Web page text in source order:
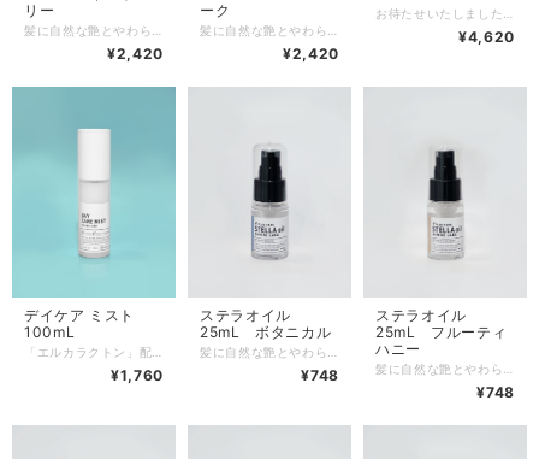
リー
¥2,420
ーク
¥2,420
¥4,620
デイケア ミスト
100mL
¥1,760
ステラオイル
25mL ボタニカル
¥748
ステラオイル
25mL フルーティ
ハニー
¥748